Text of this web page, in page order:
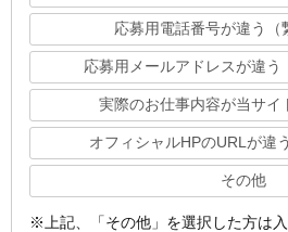
応募用電話番号が違う（
応募用メールアドレスが違う
実際のお仕事内容が当サイ
オフィシャルHPのURLが違
その他
※上記、「その他」を選択した方は入